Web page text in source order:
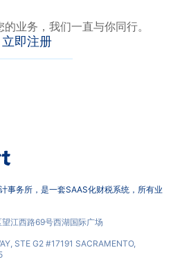
业务，我们一直与你同行。
立即注册
事务所，是一套SAAS化财税系统，所有业
江西路69号西湖国际广场
STE G2 #17191 SACRAMENTO,